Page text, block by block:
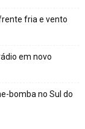
fria e vento
em novo
bomba no Sul do